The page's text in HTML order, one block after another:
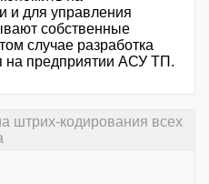
и для управления
собственные
случае разработка
на предприятии АСУ ТП.
штрих-кодирования всех